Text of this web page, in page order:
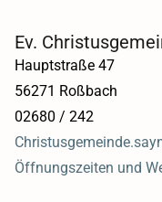
Ev.
Hauptstraße 47
56271 Roßbach
02680 / 242
Öffnungszeiten und